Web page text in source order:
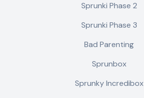
Sprunki Phase 2
Sprunki Phase 3
Bad Parenting
Sprunbox
Sprunky Incredibox